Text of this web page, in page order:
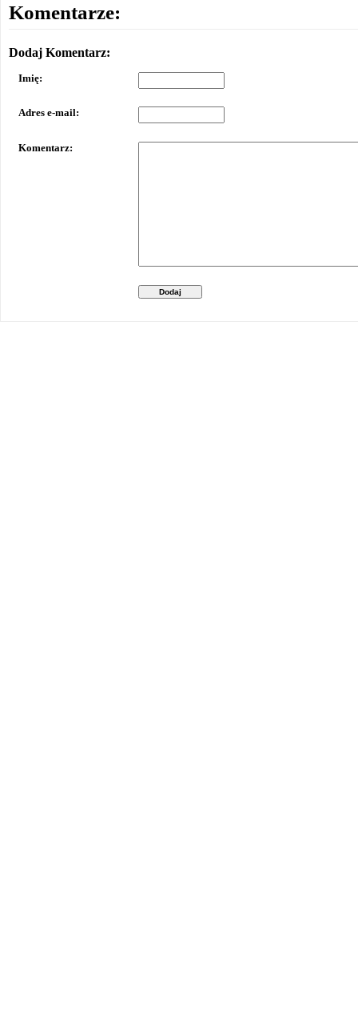
Komentarze:
Dodaj Komentarz:
Imię:
Adres e-mail:
Komentarz:
Dodaj